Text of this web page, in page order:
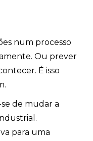
num processo
Ou prever
É isso
de mudar a
para uma